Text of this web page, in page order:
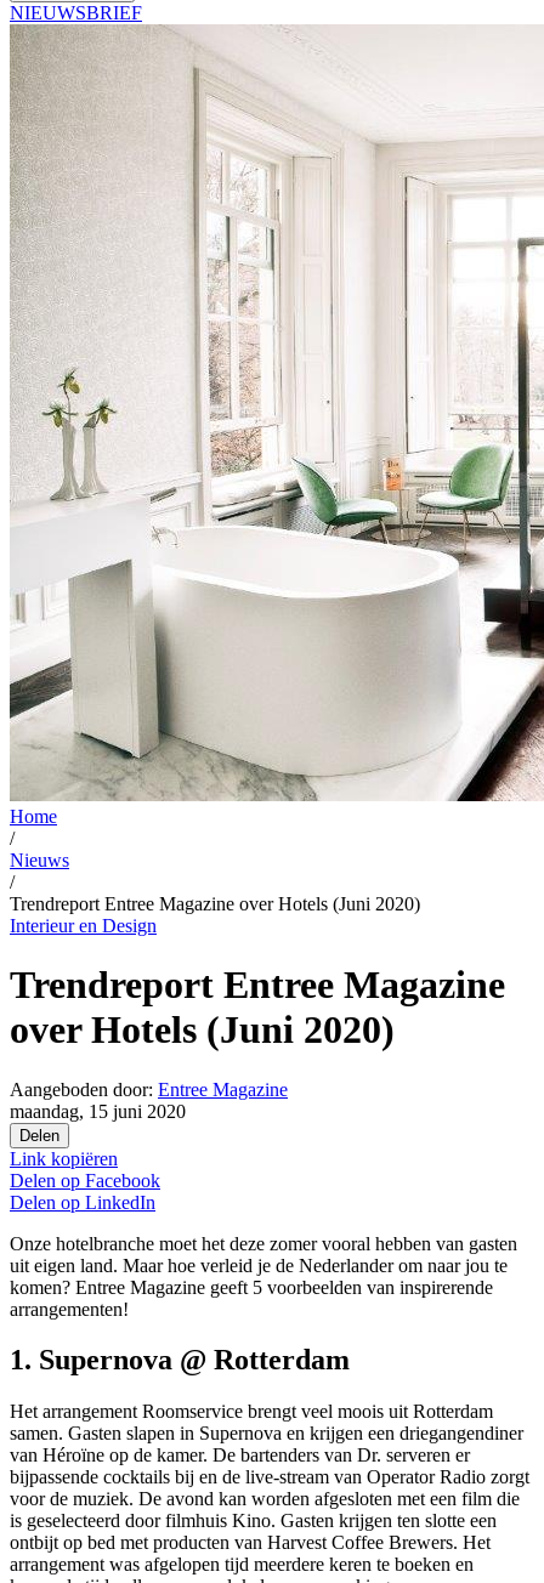
NIEUWSBRIEF
Home
/
Nieuws
/
Trendreport Entree Magazine over Hotels (Juni 2020)
Interieur en Design
Trendreport Entree Magazine
over Hotels (Juni 2020)
Aangeboden door: Entree Magazine
maandag, 15 juni 2020
Delen
Link kopiëren
Delen op Facebook
Delen op LinkedIn
Onze hotelbranche moet het deze zomer vooral hebben van gasten
uit eigen land. Maar hoe verleid je de Nederlander om naar jou te
komen? Entree Magazine geeft 5 voorbeelden van inspirerende
arrangementen!
1. Supernova @ Rotterdam
Het arrangement Roomservice brengt veel moois uit Rotterdam
samen. Gasten slapen in Supernova en krijgen een driegangendiner
van Héroïne op de kamer. De bartenders van Dr. serveren er
bijpassende cocktails bij en de live-stream van Operator Radio zorgt
voor de muziek. De avond kan worden afgesloten met een film die
is geselecteerd door filmhuis Kino. Gasten krijgen ten slotte een
ontbijt op bed met producten van Harvest Coffee Brewers. Het
arrangement was afgelopen tijd meerdere keren te boeken en